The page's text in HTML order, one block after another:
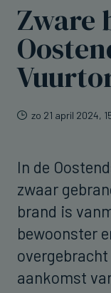
Zware
zo 21 april 2024,
In de
zwaar
brand is
bewoonster
aankomst